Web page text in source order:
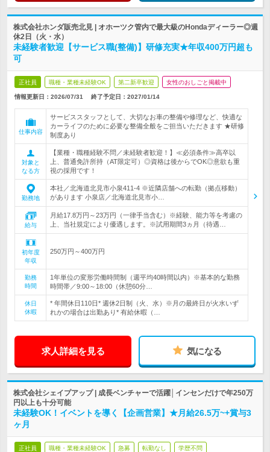
株式会社ホンダ販売北見 | オホーツク管内で最大級のHondaディーラー◎週
休2日（火・水）
未経験者歓迎【サービス職(整備)】研修充実★年収400万円超も
可
正社員 職種・業種未経験OK 第二新卒歓迎 女性のおしごと掲載中
情報更新日：2026/07/31 終了予定日： 2027/01/14
仕事内容
サービススタッフとして、大切なお車の整備や修理など、快適な
カーライフのために必要な整備全般をご担当いただきます ★研修
制度あり
対象と
なる方
【業種・職種経験不問／未経験者歓迎！】≪必須条件≫高卒以
上、普通免許所持（AT限定可）◎資格は後からでOK◎意欲も重
視の採用です！
勤務地
本社／北海道北見市小泉411-4 ※近隣店舗への転勤（拠点移動）
があります 小泉店／北海道北見市小…
給与
月給17.8万円～23万円（一律手当含む）※経験、能力等を考慮の
上、当社規定により優遇します。※試用期間3ヵ月（待遇…
初年度
年収
250万円～400万円
勤務
時間
1年単位の変形労働時間制（週平均40時間以内）※基本的な勤務
時間帯／9:00～18:00（休憩60分…
休日
休暇
* 年間休日110日* 週休2日制（火、水）※月の最終日が火水いず
れかの場合は出勤あり* 有給休暇（…
求人詳細を見る 気になる
株式会社シェイプアップ | 成長ベンチャーで活躍│インセンだけで年250万
円以上も十分可能
未経験OK！イベントを導く【企画営業】★月給26.5万~+賞与3
ヶ月
正社員 職種・業種未経験OK 急募 転勤なし 学歴不問